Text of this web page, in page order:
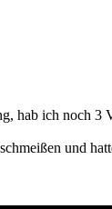
hab ich noch 3
und